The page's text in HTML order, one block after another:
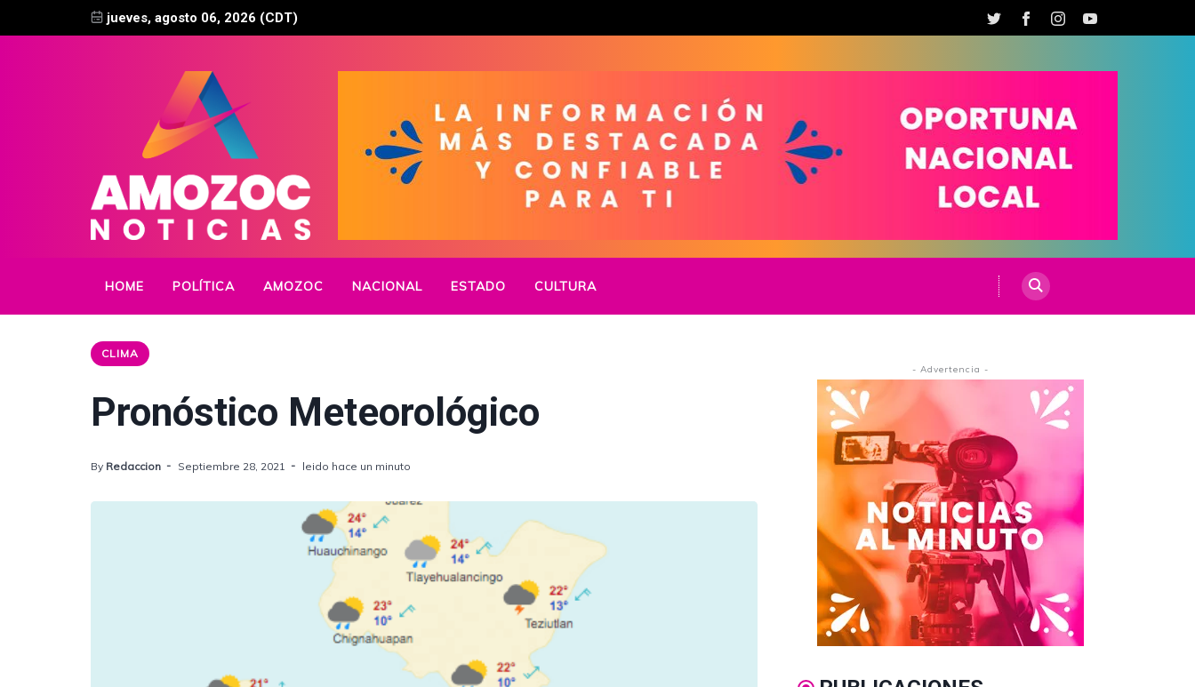
jueves, agosto 06, 2026 (CDT)
HOME POLÍTICA AMOZOC NACIONAL ESTADO CULTURA
CLIMA
Pronóstico Meteorológico
By Redaccion Septiembre 28, 2021 leido hace un minuto
- Advertencia -